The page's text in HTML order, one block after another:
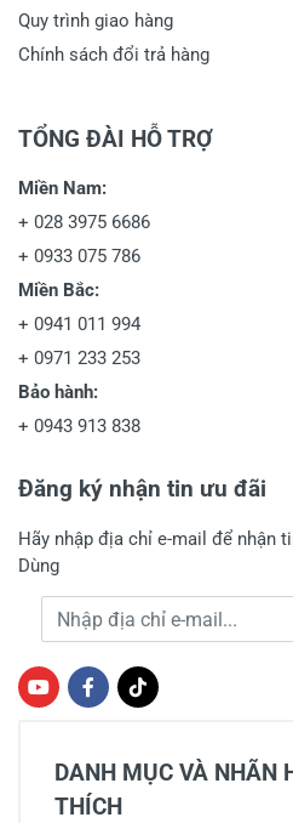
Quy trình giao hàng
Chính sách đổi trả hàng
TỔNG ĐÀI HỖ TRỢ
Miền Nam:
+ 028 3975 6686
+ 0933 075 786
Miền Bắc:
+ 0941 011 994
+ 0971 233 253
Bảo hành:
+ 0943 913 838
Đăng ký nhận tin ưu đãi
Hãy nhập địa chỉ e-mail để nhận
Dùng
Địa chỉ e-mail
DANH MỤC VÀ NHÃN
THÍCH